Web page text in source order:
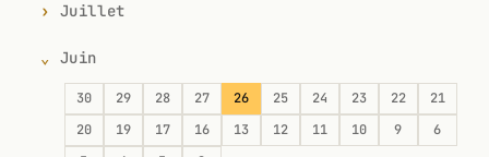
Juillet
Juin
30 29 28 27 26 25 24 23 22
21
20
19 17 16 13 12 11 10 9
6